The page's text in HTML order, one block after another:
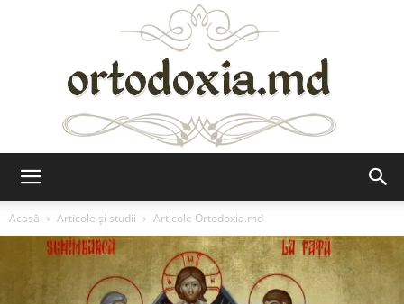
Acasă
Articole şi studii Articole Ortodoxia.md